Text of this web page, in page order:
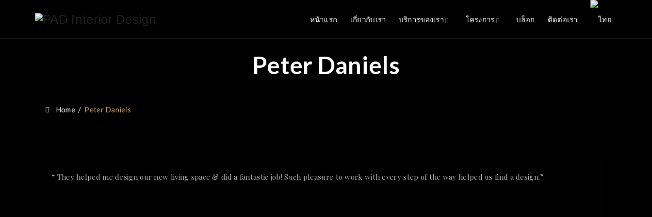
หน้าแรก เกี่ยวกับเรา บริการของเรา โครงการ บล็อก ติดต่อเรา
Peter Daniels
Home/ Peter Daniels
“ They helped me design our new living space & did a fantastic job! Such pleasure to work with every step of the way helped us find a design.”